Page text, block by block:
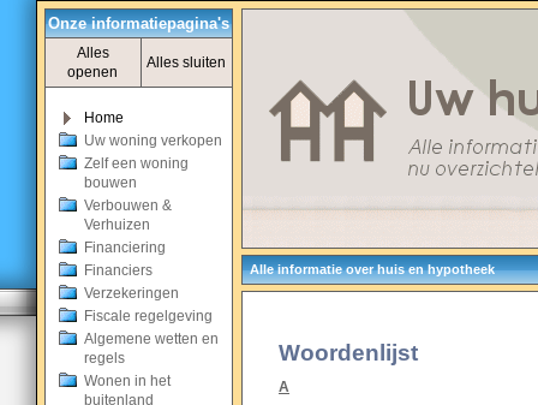
Onze informatiepagina's
Alles
openen
Alles sluiten
Home
Uw woning verkopen
Zelf een woning
bouwen
Verbouwen &
Verhuizen
Financiering
Financiers
Verzekeringen
Fiscale regelgeving
Algemene wetten en
regels
Wonen in het
buitenland
Alle informatie over huis en hypotheek
Woordenlijst
A